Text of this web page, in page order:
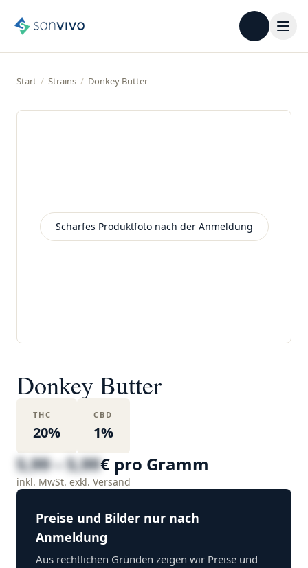
Start / Strains / Donkey Butter
Scharfes Produktfoto nach der Anmeldung
Donkey Butter
THC
20%
CBD
1%
5,99 – 5,99€ pro Gramm
inkl. MwSt. exkl. Versand
Preise und Bilder nur nach
Anmeldung
Aus rechtlichen Gründen zeigen wir Preise und